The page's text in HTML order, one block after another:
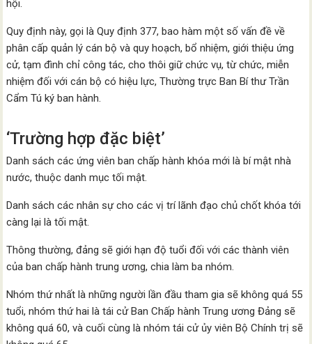
hội.
Quy định này, gọi là Quy định 377, bao hàm một số vấn đề về
phân cấp quản lý cán bộ và quy hoạch, bổ nhiệm, giới thiệu ứng
cử, tạm đình chỉ công tác, cho thôi giữ chức vụ, từ chức, miễn
nhiệm đối với cán bộ có hiệu lực, Thường trực Ban Bí thư Trần
Cẩm Tú ký ban hành.
‘Trường hợp đặc biệt’
Danh sách các ứng viên ban chấp hành khóa mới là bí mật nhà
nước, thuộc danh mục tối mật.
Danh sách các nhân sự cho các vị trí lãnh đạo chủ chốt khóa tới
càng lại là tối mật.
Thông thường, đảng sẽ giới hạn độ tuổi đối với các thành viên
của ban chấp hành trung ương, chia làm ba nhóm.
Nhóm thứ nhất là những người lần đầu tham gia sẽ không quá 55
tuổi, nhóm thứ hai là tái cử Ban Chấp hành Trung ương Đảng sẽ
không quá 60, và cuối cùng là nhóm tái cử ủy viên Bộ Chính trị sẽ